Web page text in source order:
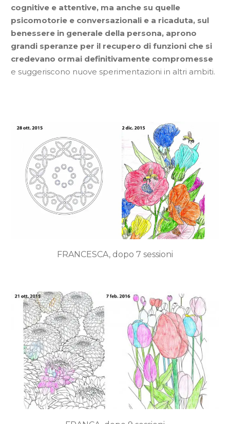
cognitive e attentive, ma anche su quelle
psicomotorie e conversazionali e a ricaduta, sul
benessere in generale della persona, aprono
grandi speranze per il recupero di funzioni che si
credevano ormai definitivamente compromesse
e suggeriscono nuove sperimentazioni in altri ambiti.
FRANCESCA, dopo 7 sessioni